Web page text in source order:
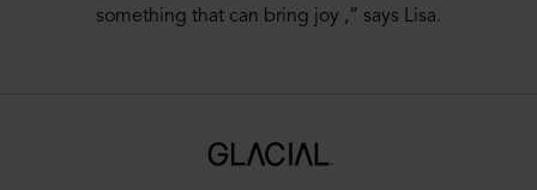
something that can bring joy ,” says Lisa.